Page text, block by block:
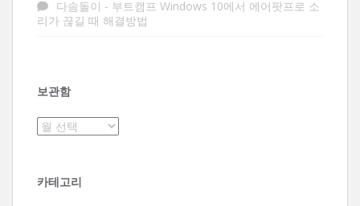
다솜돌이 - 부트캠프 Windows 10에서 에어팟프로 소
리가 끊길 때 해결방법
보관함
보
카테고리